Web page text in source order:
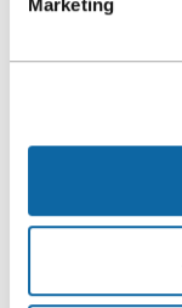
Marketing
Salon YQB – 1